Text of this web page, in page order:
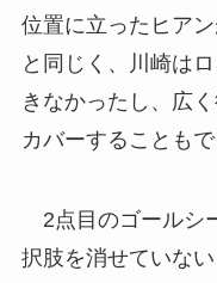
位置に立ったヒア
と同じく、川崎は
きなかったし、広
カバーすることもで
2点目のゴールシ
択肢を消せていな